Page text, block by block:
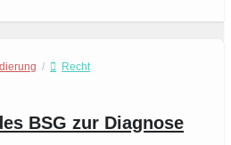
/
Recht
BSG zur Diagnose